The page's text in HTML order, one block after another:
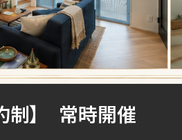
制】 常時開催